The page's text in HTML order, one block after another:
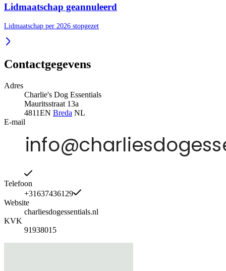
Lidmaatschap geannuleerd
Lidmaatschap per 2026 stopgezet
Contactgegevens
Adres
Charlie's Dog Essentials
Mauritsstraat 13a
4811EN Breda NL
E-mail
Telefoon
+31637436129
Website
charliesdogessentials.nl
KVK
91938015